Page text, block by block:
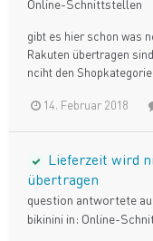
Online-Schnittstellen
gibt es hier schon was
Rakuten übertragen
nciht den
14. Februar 2018
Lieferzeit wird
übertragen
question antwortete
bikinini in: Online-